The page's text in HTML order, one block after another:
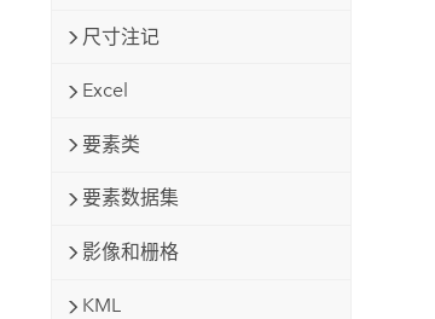
尺寸注记
Excel
要素类
要素数据集
影像和栅格
KML